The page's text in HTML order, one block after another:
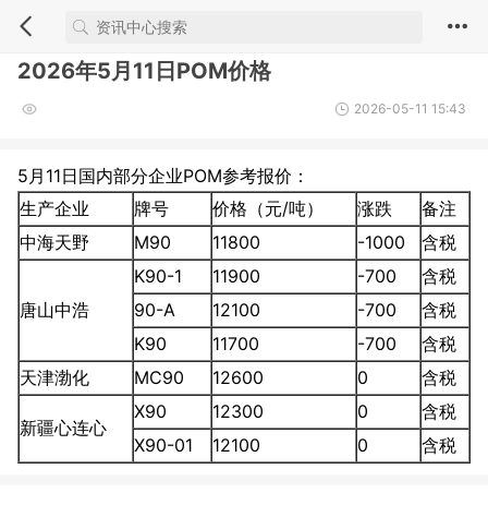
2026年5月11日POM价格
2026-05-11 15:43
5月11日国内部分企业POM参考报价：
生产企业
牌号 价格（元/吨） 涨跌
备注
中海天野
M90 11800 -1000 含税
唐山中浩
K90-1 11900 -700
含税
90-A
12100 -700
含税
K90
11700 -700
含税
天津渤化
MC90 12600 0 含税
新疆心连心
X90 12300 0
含税
X90-01
12100 0 含税